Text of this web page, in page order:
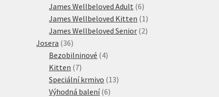
produktů
James Wellbeloved Adult 66
produktů
James Wellbeloved Kitten 1 1
produkt
James Wellbeloved Senior 22
Josera 3636
produktů
Bezobilninové 44
Kitten 77
produktů
Speciální krmivo 1313
Výhodná balení 66